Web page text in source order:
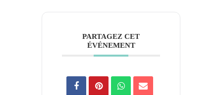
PARTAGEZ CET
ÉVÉNEMENT